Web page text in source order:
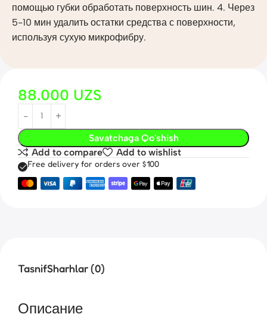
помощью губки обработать поверхность шин. 4. Через
5-10 мин удалить остатки средства с поверхности,
используя сухую микрофибру.
88.000 UZS
Savatchaga Qo'shish
Add to compare
Add to wishlist
Free delivery for orders over $100
TasnifSharhlar (0)
Описание